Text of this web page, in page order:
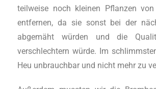
teilweise noch kleinen Pflanzen
entfernen, da sie sonst bei der
abgemäht würden und die
verschlechtern würde. Im
Heu unbrauchbar und nicht mehr zu